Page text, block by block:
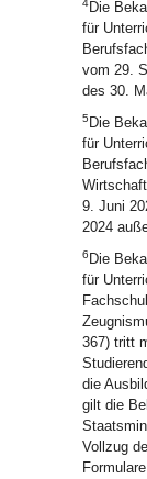
4Die
für
vom 29.
des 30.
5 Die
für
9. Juni
2024
6 Die
für
367) tritt
die
gilt die
Vollzug